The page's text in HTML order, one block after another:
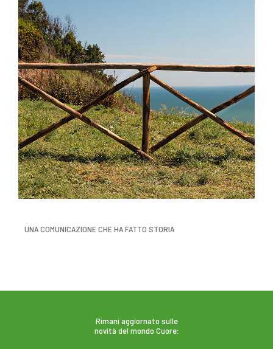
UNA COMUNICAZIONE CHE HA FATTO STORIA
Rimani aggiornato sulle
novità del mondo Cuore: